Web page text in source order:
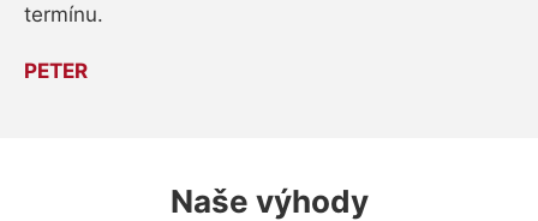
termínu.
PETER
Naše výhody